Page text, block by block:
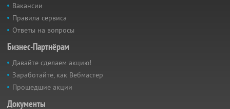
Вакансии
Правила сервиса
Ответы на вопросы
Бизнес-Партнёрам
Давайте сделаем акцию!
Заработайте, как Вебмастер
Прошедшие акции
Документы